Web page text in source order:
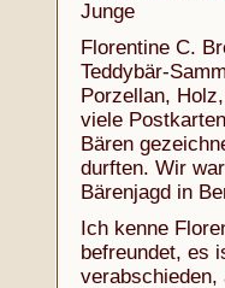
Junge
Florentine C.
Teddybär-
Porzellan,
viele
Bären
durften. Wir
Bärenjagd in
Ich kenne
befreundet, es
verabschieden,